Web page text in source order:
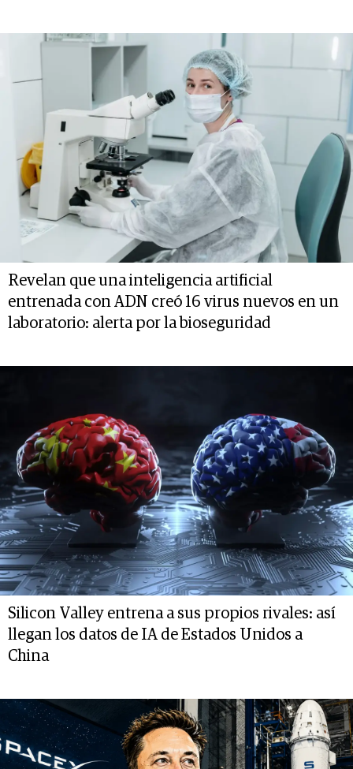
Revelan que una inteligencia artificial
entrenada con ADN creó 16 virus nuevos en un
laboratorio: alerta por la bioseguridad
Silicon Valley entrena a sus propios rivales: así
llegan los datos de IA de Estados Unidos a
China